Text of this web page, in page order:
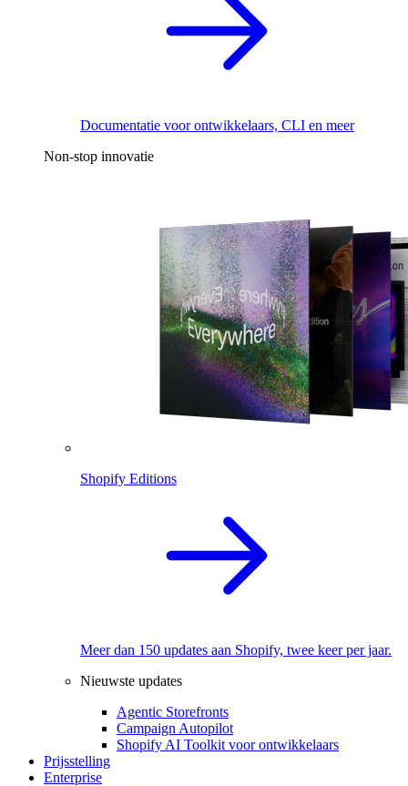
Documentatie voor ontwikkelaars, CLI en meer
Non-stop innovatie
Shopify Editions
Meer dan 150 updates aan Shopify, twee keer per jaar.
Nieuwste updates
Agentic Storefronts
Campaign Autopilot
Shopify AI Toolkit voor ontwikkelaars
Prijsstelling
Enterprise